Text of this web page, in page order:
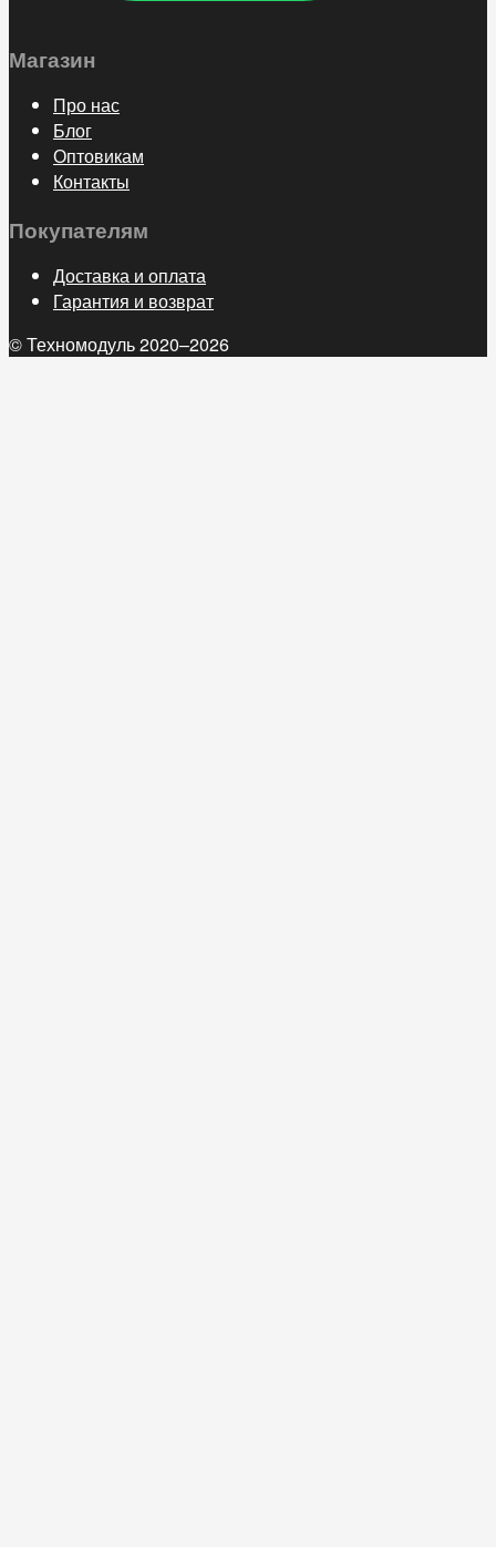
Магазин
Про нас
Блог
Оптовикам
Контакты
Покупателям
Доставка и оплата
Гарантия и возврат
© Техномодуль 2020–2026